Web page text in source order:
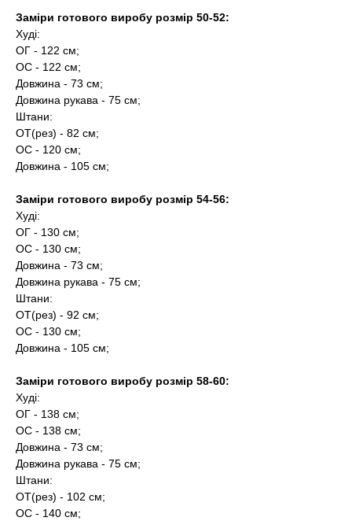
Заміри готового виробу розмір 50-52:
Худі:
ОГ - 122 см;
ОС - 122 см;
Довжина - 73 см;
Довжина рукава - 75 см;
Штани:
ОТ(рез) - 82 см;
ОС - 120 см;
Довжина - 105 см;
Заміри готового виробу розмір 54-56:
Худі:
ОГ - 130 см;
ОС - 130 см;
Довжина - 73 см;
Довжина рукава - 75 см;
Штани:
ОТ(рез) - 92 см;
ОС - 130 см;
Довжина - 105 см;
Заміри готового виробу розмір 58-60:
Худі:
ОГ - 138 см;
ОС - 138 см;
Довжина - 73 см;
Довжина рукава - 75 см;
Штани:
ОТ(рез) - 102 см;
ОС - 140 см;